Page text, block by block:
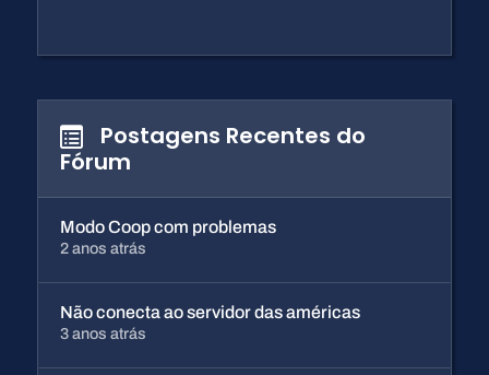
Postagens Recentes do
Fórum
Modo Coop com problemas
2 anos atrás
Não conecta ao servidor das américas
3 anos atrás